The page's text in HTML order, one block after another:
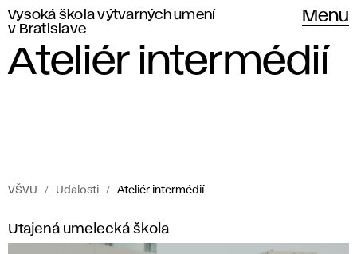
Vysoká škola výtvarných umení
v Bratislave
Menu
Ateliér intermédií
VŠVU Udalosti Ateliér intermédií
A
Udalosti
Vysokej
Utajená umelecká škola